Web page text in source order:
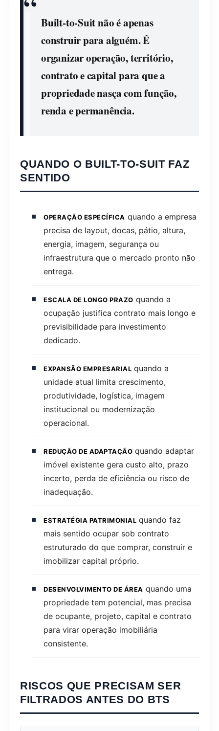
Built-to-Suit não é apenas
construir para alguém. É
organizar operação, território,
contrato e capital para que a
propriedade nasça com função,
renda e permanência.
QUANDO O BUILT-TO-SUIT FAZ
SENTIDO
OPERAÇÃO ESPECÍFICA quando a empresa
precisa de layout, docas, pátio, altura,
energia, imagem, segurança ou
infraestrutura que o mercado pronto não
entrega.
ESCALA DE LONGO PRAZO quando a
ocupação justifica contrato mais longo e
previsibilidade para investimento
dedicado.
EXPANSÃO EMPRESARIAL quando a
unidade atual limita crescimento,
produtividade, logística, imagem
institucional ou modernização
operacional.
REDUÇÃO DE ADAPTAÇÃO quando adaptar
imóvel existente gera custo alto, prazo
incerto, perda de eficiência ou risco de
inadequação.
ESTRATÉGIA PATRIMONIAL quando faz
mais sentido ocupar sob contrato
estruturado do que comprar, construir e
imobilizar capital próprio.
DESENVOLVIMENTO DE ÁREA quando uma
propriedade tem potencial, mas precisa
de ocupante, projeto, capital e contrato
para virar operação imobiliária
consistente.
RISCOS QUE PRECISAM SER
FILTRADOS ANTES DO BTS